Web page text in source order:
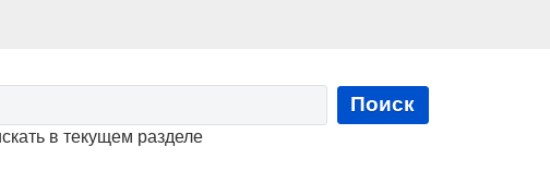
Поиск
в текущем разделе